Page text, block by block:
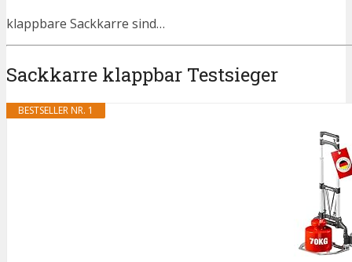
klappbare Sackkarre sind…
Sackkarre klappbar Testsieger
BESTSELLER NR. 1